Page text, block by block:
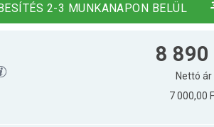
2-3 MUNKANAPON BELÜL
8 890
Nettó ár
7 000,00